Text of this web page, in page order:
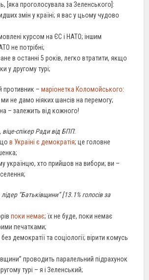
[яка проголосувала за Зеленського]:
змін у країні; я вас у цьому чудово
курсом на ЄС і НАТО; іншим
не потрібні;
в останні 5 років, легко втратити, якщо
у другому турі;
противник –маріонетка Коломойського:
не дамо ніяких шансів на перемогу;
– залежить від кожного!
спікер Ради від БПП:
щов Україні є демократія; це головне
українцю, хто прийшов на вибори; ви –
“Батьківщини” [13.1% голосів за
поки немає; їх не буде, поки немає
печатками;
демократії та соціології; вірити комусь
проводить паралельний підрахунок
турі – я і Зеленський;